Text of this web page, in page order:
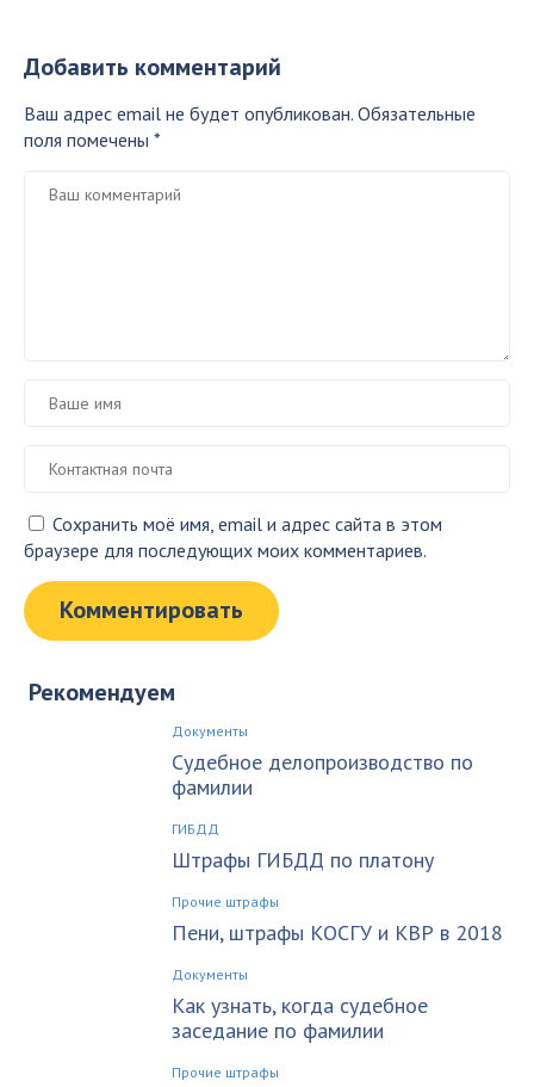
Добавить комментарий
Ваш адрес email не будет опубликован. Обязательные
поля помечены *
Сохранить моё имя, email и адрес сайта в этом
браузере для последующих моих комментариев.
Рекомендуем
Документы
Судебное делопроизводство по
фамилии
ГИБДД
Штрафы ГИБДД по платону
Прочие штрафы
Пени, штрафы КОСГУ и КВР в 2018
Документы
Как узнать, когда судебное
заседание по фамилии
Прочие штрафы